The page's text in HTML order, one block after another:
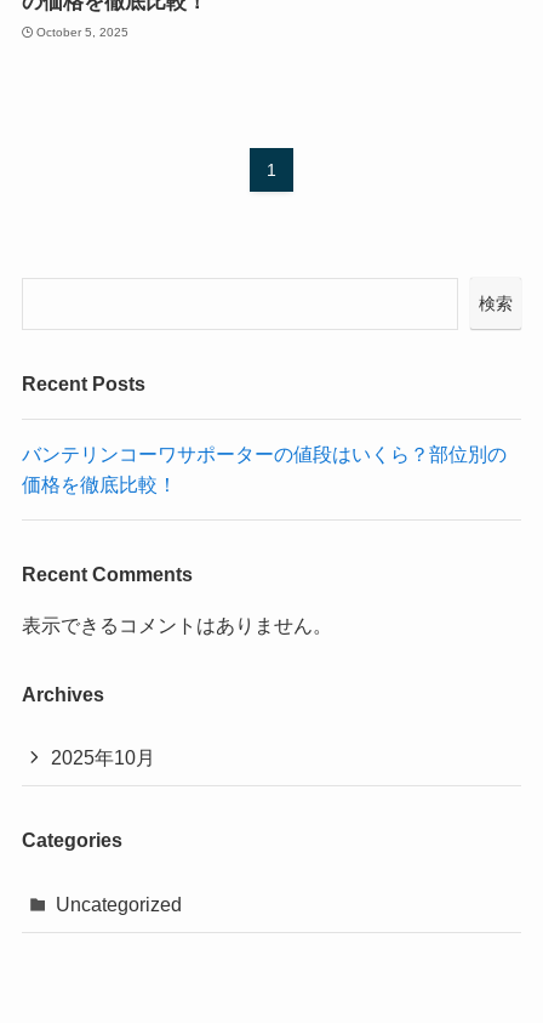
October 5, 2025
1
検索
Recent Posts
バンテリンコーワサポーターの値段はいくら？部位別の
価格を徹底比較！
Recent Comments
表示できるコメントはありません。
Archives
2025年10月
Categories
Uncategorized